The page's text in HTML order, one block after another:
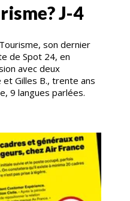
J-4
son dernier
de Spot 24, en
avec deux
Gilles B., trente ans
9 langues parlées.